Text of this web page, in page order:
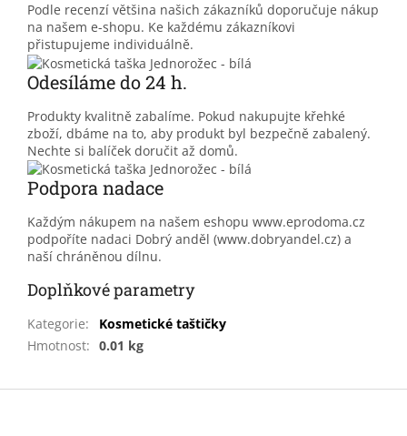
Podle recenzí většina našich zákazníků doporučuje nákup
na našem e-shopu. Ke každému zákazníkovi
přistupujeme individuálně.
Odesíláme do 24 h.
Produkty kvalitně zabalíme. Pokud nakupujte křehké
zboží, dbáme na to, aby produkt byl bezpečně zabalený.
Nechte si balíček doručit až domů.
Podpora nadace
Každým nákupem na našem eshopu www.eprodoma.cz
podpoříte nadaci Dobrý anděl (www.dobryandel.cz) a
naší chráněnou dílnu.
Doplňkové parametry
Kategorie:
Kosmetické taštičky
Hmotnost: 0.01 kg
Z